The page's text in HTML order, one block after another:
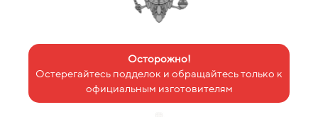
Осторожно!
Остерегайтесь подделок и обращайтесь только к
официальным изготовителям